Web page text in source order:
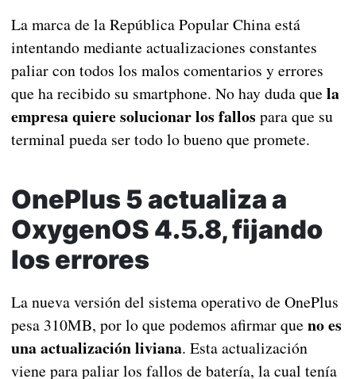
La marca de la República Popular China está
intentando mediante actualizaciones constantes
paliar con todos los malos comentarios y errores
que ha recibido su smartphone. No hay duda que la
empresa quiere solucionar los fallos para que su
terminal pueda ser todo lo bueno que promete.
OnePlus 5 actualiza a
OxygenOS 4.5.8, fijando
los errores
La nueva versión del sistema operativo de OnePlus
pesa 310MB, por lo que podemos afirmar que no es
una actualización liviana. Esta actualización
viene para paliar los fallos de batería, la cual tenía